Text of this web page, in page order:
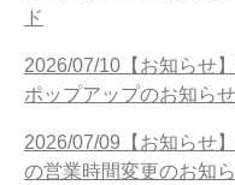
ド
2026/07/10【お知らせ
ポップアップのお知らせ
2026/07/09【お知らせ
の営業時間変更のお知